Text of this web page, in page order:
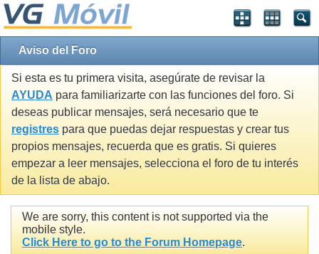
Aviso del Foro
Si esta es tu primera visita, asegúrate de revisar la
AYUDA para familiarizarte con las funciones del foro. Si
deseas publicar mensajes, será necesario que te
registres para que puedas dejar respuestas y crear tus
propios mensajes, recuerda que es gratis. Si quieres
empezar a leer mensajes, selecciona el foro de tu interés
de la lista de abajo.
We are sorry, this content is not supported via the
mobile style.
Click Here to go to the Forum Homepage.